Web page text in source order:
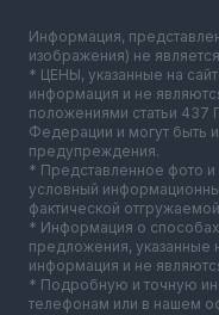
Информация,
изображения) не
* ЦЕНЫ, указанные на
информация и не
положениями статьи 437
Федерации и могут быть
предупреждения.
* Представленное фото
условный
фактической
* Информация о
предложения, указанные
информация и не
* Подробную и точную
телефонам или в нашем